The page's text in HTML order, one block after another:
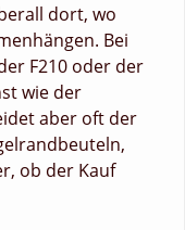
dort, wo
Bei
F210 oder der
wie der
aber oft der
ob der Kauf